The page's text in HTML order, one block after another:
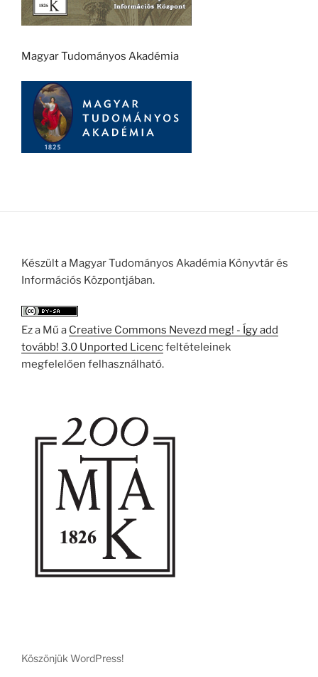
Magyar Tudományos Akadémia
Készült a Magyar Tudományos Akadémia Könyvtár és
Információs Központjában.
Ez a Mű a Creative Commons Nevezd meg! - Így add
tovább! 3.0 Unported Licencfeltételeinek
megfelelően felhasználható.
Köszönjük WordPress!